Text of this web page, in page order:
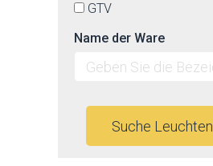
GTV
Name der Ware
Suche Leuchten